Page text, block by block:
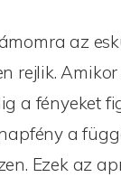
az
rejlik.
a fényeket
a
Ezek az